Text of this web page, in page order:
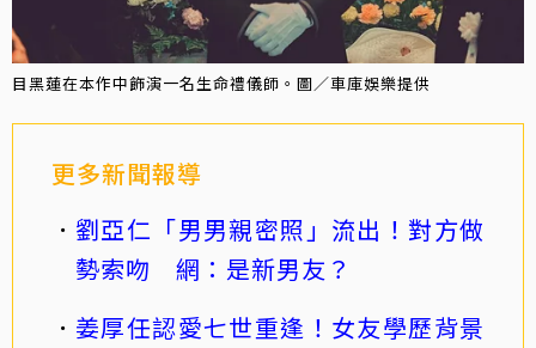
目黑蓮在本作中飾演一名生命禮儀師。圖／車庫娛樂提供
更多新聞報導
劉亞仁「男男親密照」流出！對方做
勢索吻 網：是新男友？
姜厚任認愛七世重逢！女友學歷背景